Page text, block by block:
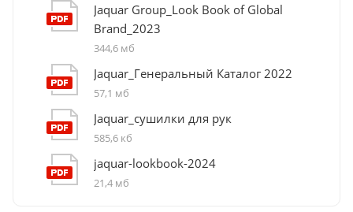
Jaquar Group_Look Book of Global
Brand_2023
344,6 мб
Jaquar_Генеральный Каталог 2022
57,1 мб
Jaquar_сушилки для рук
585,6 кб
jaquar-lookbook-2024
21,4 мб